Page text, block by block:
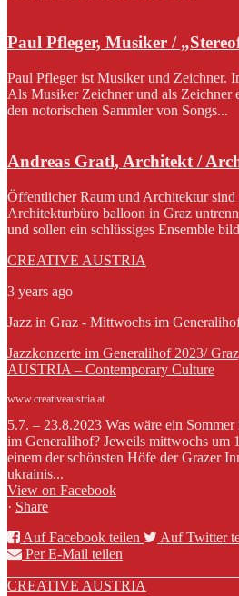
Paul Pfleger, Musiker /
Paul Pfleger ist Musiker und Zeichner.
Als Musiker Zeichner und als Zeichner
den notorischen Sammler von Songs...
Andreas Gratl, Architekt /
Öffentlicher Raum und Architektur
Architekturbüro balloon in Graz
und sollen ein schlüssiges Ensemble
CREATIVE AUSTRIA
3 years ago
Jazz in Graz - Mittwochs im
Jazzkonzerte im Generalihof 2023/
AUSTRIA – Contemporary Culture
www.creativeaustria.at
5.7. – 23.8.2023 Was wäre ein
im Generalihof? Jeweils mittwochs um
einem der schönsten Höfe der Grazer
ukrainis...
View on Facebook
· Share
Auf Facebook teilen
Auf Twitter
Per E-Mail teilen
CREATIVE AUSTRIA